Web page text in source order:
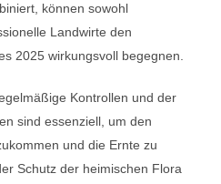
können sowohl
Landwirte den
2025 wirkungsvoll begegnen.
Kontrollen und der
sind essenziell, um den
und die Ernte zu
Schutz der heimischen Flora